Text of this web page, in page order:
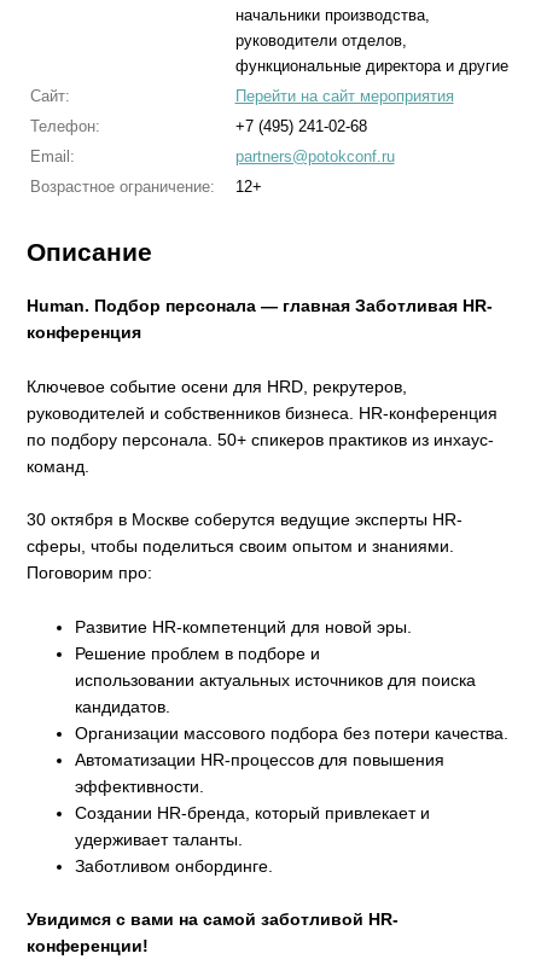
начальники производства,
руководители отделов,
функциональные директора и другие
Сайт:
Перейти на сайт мероприятия
Телефон:
+7 (495) 241-02-68
Email:
partners@potokconf.ru
Возрастное ограничение:
12+
Описание
Human. Подбор персонала — главная Заботливая HR-
конференция
Ключевое событие осени для HRD, рекрутеров,
руководителей и собственников бизнеса. HR-конференция
по подбору персонала. 50+ спикеров практиков из инхаус-
команд.
30 октября в Москве соберутся ведущие эксперты HR-
сферы, чтобы поделиться своим опытом и знаниями.
Поговорим про:
Развитие HR-компетенций для новой эры.
Решение проблем в подборе и
использовании актуальных источников для поиска
кандидатов.
Организации массового подбора без потери качества.
Автоматизации HR-процессов для повышения
эффективности.
Создании HR-бренда, который привлекает и
удерживает таланты.
Заботливом онбординге.
Увидимся с вами на самой заботливой HR-
конференции!